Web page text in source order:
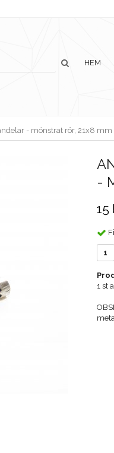
HEM
- mönstrat rör, 21x8 mm
-
15
1 st